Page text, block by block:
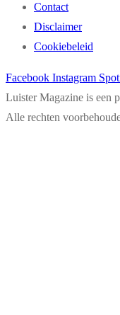
Contact
Disclaimer
Cookiebeleid
Facebook Instagram
Luister Magazine is een
Alle rechten